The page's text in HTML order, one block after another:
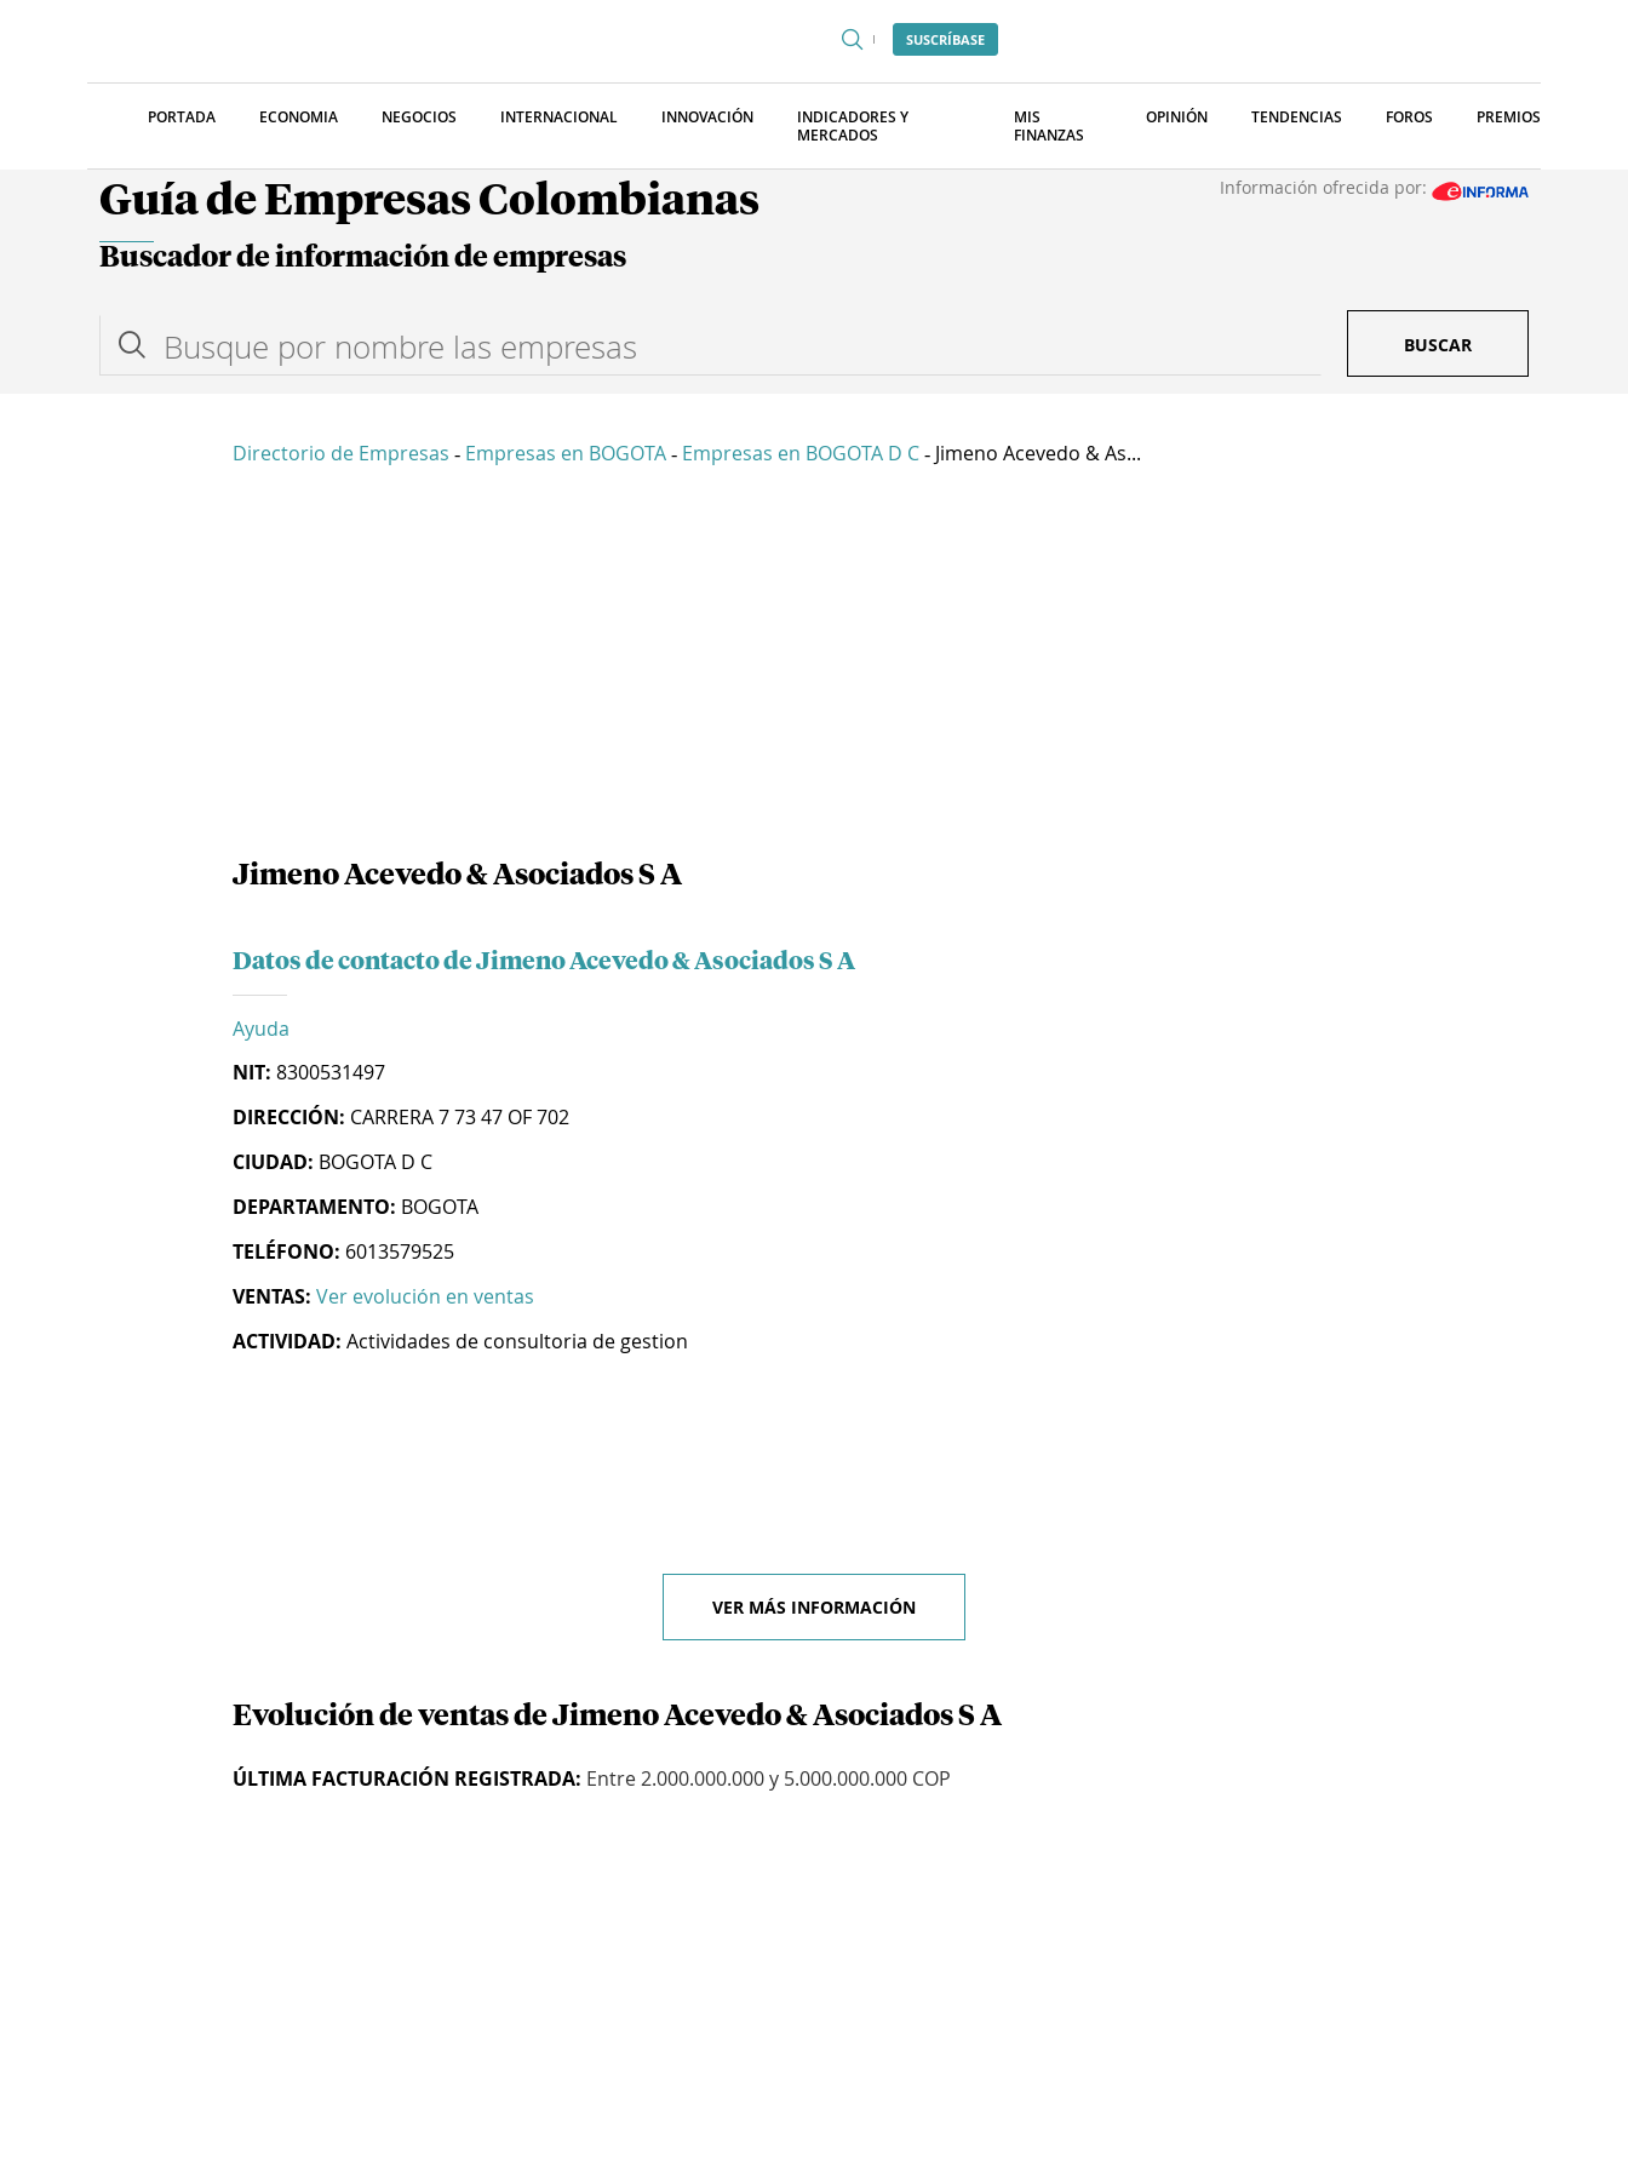
SUSCRÍBASE
PORTADA ECONOMIA NEGOCIOS INTERNACIONAL INNOVACIÓN
INDICADORES Y
MERCADOS
MIS
FINANZAS
OPINIÓN TENDENCIAS FOROS PREMIOS
Guía de Empresas Colombianas Información ofrecida por:
Buscador de información de empresas
BUSCAR
Directorio de Empresas - Empresas en BOGOTA - Empresas en BOGOTA D C - Jimeno Acevedo & As...
Jimeno Acevedo & Asociados S A
Datos de contacto de Jimeno Acevedo & Asociados S A
Ayuda
NIT: 8300531497
DIRECCIÓN: CARRERA 7 73 47 OF 702
CIUDAD: BOGOTA D C
DEPARTAMENTO: BOGOTA
TELÉFONO: 6013579525
VENTAS: Ver evolución en ventas
ACTIVIDAD: Actividades de consultoria de gestion
VER MÁS INFORMACIÓN
Evolución de ventas de Jimeno Acevedo & Asociados S A
ÚLTIMA FACTURACIÓN REGISTRADA: Entre 2.000.000.000 y 5.000.000.000 COP